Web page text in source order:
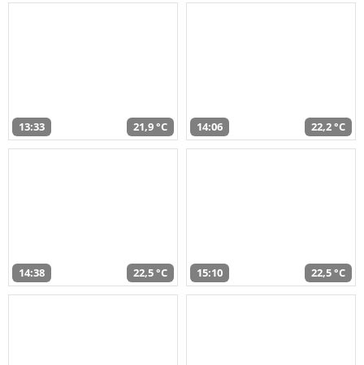
13:33 21,9 °C 14:06 22,2 °C
14:38 22,5 °C 15:10 22,5 °C